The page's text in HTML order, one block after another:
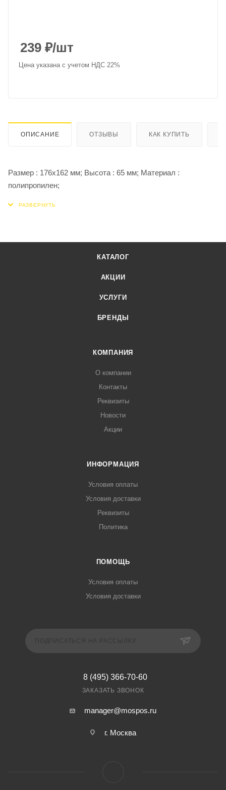
239 ₽/шт
Цена указана с учетом НДС 22%
ОПИСАНИЕ ОТЗЫВЫ КАК КУПИТЬ
Размер : 176х162 мм; Высота : 65 мм; Материал :
полипропилен;
КАТАЛОГ
АКЦИИ
УСЛУГИ
БРЕНДЫ
КОМПАНИЯ
О компании
Контакты
Реквизиты
Новости
Акции
ИНФОРМАЦИЯ
Условия оплаты
Условия доставки
Реквизиты
Политика
ПОМОЩЬ
Условия оплаты
Условия доставки
8 (495) 366-70-60
ЗАКАЗАТЬ ЗВОНОК
manager@mospos.ru
г. Москва